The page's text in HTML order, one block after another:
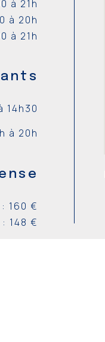
à 21h
à 20h
à 21h
14h30
à 20h
: 160 €
: 148 €